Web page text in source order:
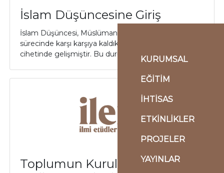
KURUMSAL
EĞİTİM
İHTİSAS
ETKİNLİKLER
PROJELER
YAYINLAR
İslam Düşüncesine Giriş
İslam Düşüncesi, Müslümanların alemi imar
sürecinde karşı karşıya kaldıkları sorunların halli
cihetinde gelişmiştir. Bu durum bir yönden “...
Toplumun Kuruluşu: İnsan,